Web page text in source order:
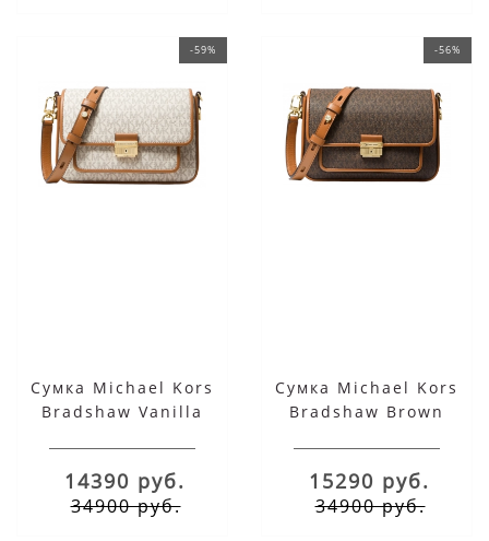
-59%
Сумка Michael Kors
Bradshaw Vanilla
14390 руб.
34900 руб.
-56%
Сумка Michael Kors
Bradshaw Brown
15290 руб.
34900 руб.